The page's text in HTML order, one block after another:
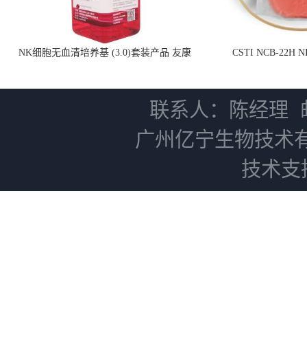
NK细胞无血清培养基 (3.0)套装产品 友康
CSTI NCB-22H
联系人：陈经理
广州亿宁生物技术
技术